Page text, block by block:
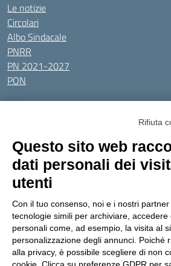
Le notizie
Circolari
Albo Sindacale
PNRR
PN 2021-2027
PON
Tutti gli argomenti
Amministrazione Trasparente
Dichiarazione di accessibilitàObiettivi
Seguici su:
Indirizzo:Via Gaetano Donizetti 30, Collegno
Centralino:0114053925 Email:
Posta elettronica certificata (PEC):
Codice fiscale: 95641450010
Rifiuta
Questo sito web
dati personali dei
utenti
Con il tuo consenso, noi e i nostri
tecnologie simili per archiviare,
personali come, ad esempio, la visita al
personalizzazione degli annunci. Poiché
alla privacy, è possibile scegliere di non